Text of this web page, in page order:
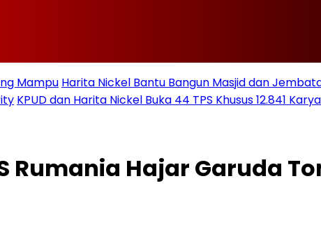
Mampu Harita Nickel Bantu Bangun Masjid dan
KPUD dan Harita Nickel Buka 44 TPS Khusus 12.841
Rumania Hajar Garuda